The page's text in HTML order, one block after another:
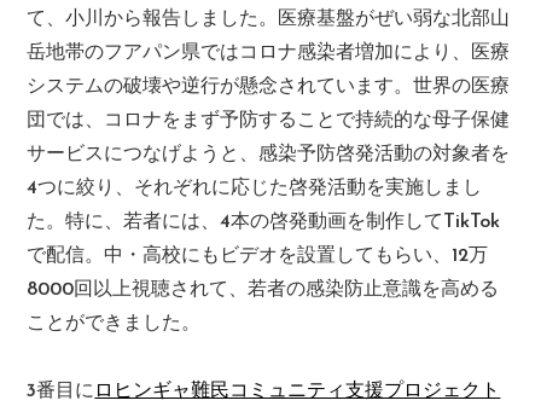
て、小川から報告しました。医療基盤がぜい弱な北部山
岳地帯のフアパン県ではコロナ感染者増加により、医療
システムの破壊や逆行が懸念されています。世界の医療
団では、コロナをまず予防することで持続的な母子保健
サービスにつなげようと、感染予防啓発活動の対象者を
4つに絞り、それぞれに応じた啓発活動を実施しまし
た。特に、若者には、4本の啓発動画を制作してTikTok
で配信。中・高校にもビデオを設置してもらい、12万
8000回以上視聴されて、若者の感染防止意識を高める
ことができました。
3番目に ロヒンギャ難民コミュニティ支援プロジェクト